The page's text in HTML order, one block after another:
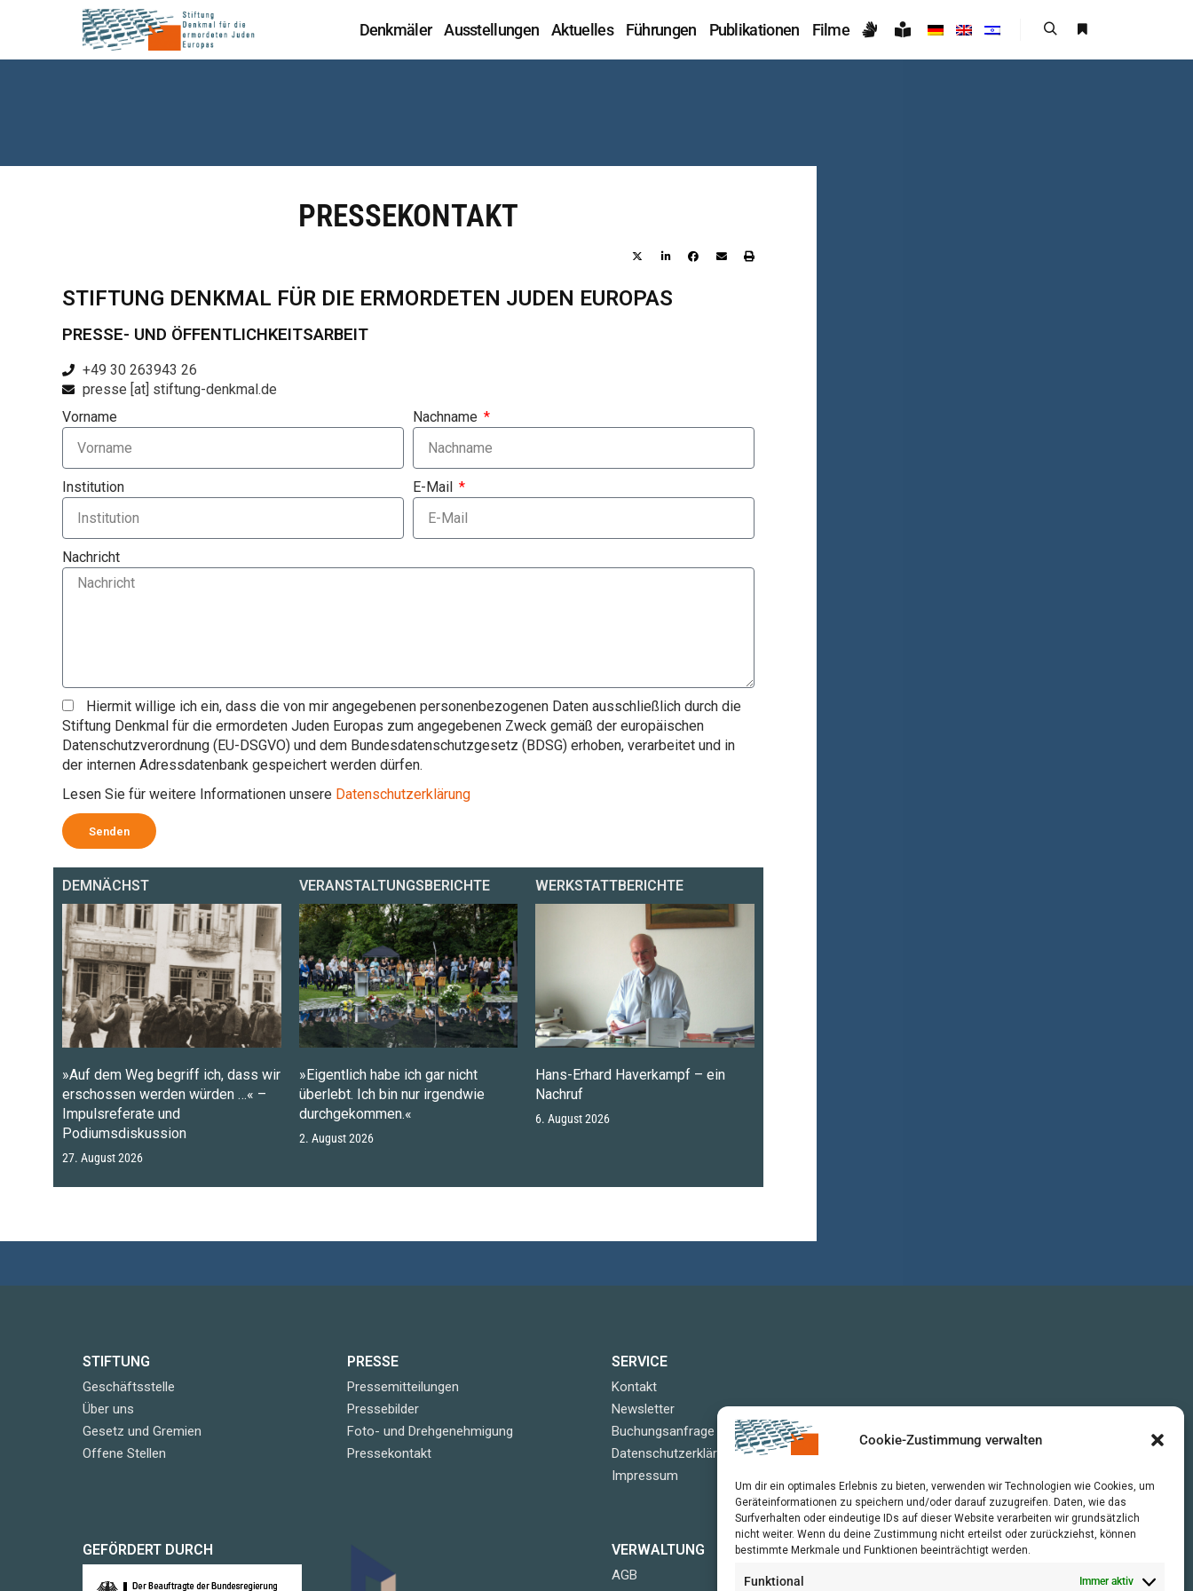
Cookie-Zustimmung verwalten
Um dir ein optimales Erlebnis zu bieten, verwenden wir Technologien wie Cookies, um
Geräteinformationen zu speichern und/oder darauf zuzugreifen. Daten, wie das
Surfverhalten oder eindeutige IDs auf dieser Website verarbeiten wir grundsätzlich
nicht weiter. Wenn du deine Zustimmung nicht erteilst oder zurückziehst, können
bestimmte Merkmale und Funktionen beeinträchtigt werden.
Funktional Immer aktiv
Denkmäler Ausstellungen Aktuelles Führungen Publikationen Filme
PRESSEKONTAKT
STIFTUNG DENKMAL FÜR DIE ERMORDETEN JUDEN EUROPAS
PRESSE- UND ÖFFENTLICHKEITSARBEIT
+49 30 263943 26
presse [at] stiftung-denkmal.de
Vorname
Nachname
Institution E-Mail
Nachricht
Hiermit willige ich ein, dass die von mir angegebenen personenbezogenen Daten ausschließlich durch die
Stiftung Denkmal für die ermordeten Juden Europas zum angegebenen Zweck gemäß der europäischen
Datenschutzverordnung (EU-DSGVO) und dem Bundesdatenschutzgesetz (BDSG) erhoben, verarbeitet und in
der internen Adressdatenbank gespeichert werden dürfen.
Lesen Sie für weitere Informationen unsere Datenschutzerklärung
Senden
DEMNÄCHST
»Auf dem Weg begriff ich, dass wir
erschossen werden würden …« –
Impulsreferate und
Podiumsdiskussion
27. August 2026
VERANSTALTUNGSBERICHTE
»Eigentlich habe ich gar nicht
überlebt. Ich bin nur irgendwie
durchgekommen.«
2. August 2026
WERKSTATTBERICHTE
Hans-Erhard Haverkampf – ein
Nachruf
6. August 2026
STIFTUNG
Geschäftsstelle
Über uns
Gesetz und Gremien
Offene Stellen
PRESSE
Pressemitteilungen
Pressebilder
Foto- und Drehgenehmigung
Pressekontakt
SERVICE
Kontakt
Newsletter
Buchungsanfrage
Datenschutzerklärung
Impressum
GEFÖRDERT DURCH VERWALTUNG
AGB